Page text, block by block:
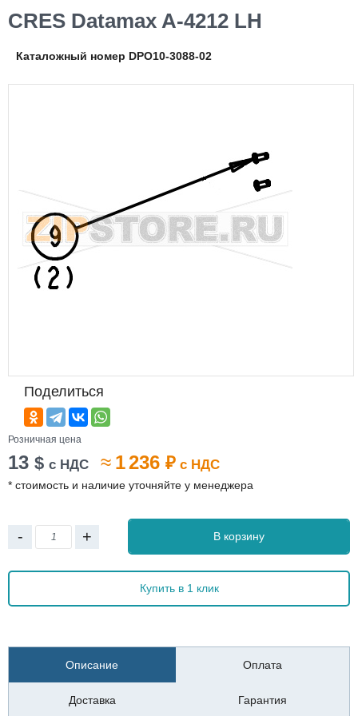
CRES Datamax A-4212 LH
Каталожный номер DPO10-3088-02
Поделиться
Розничная цена
13 $ с НДС ≈ 1 236 ₽ с НДС
* стоимость и наличие уточняйте у менеджера
- + В корзину
Купить в 1 клик
Описание Оплата
Доставка Гарантия